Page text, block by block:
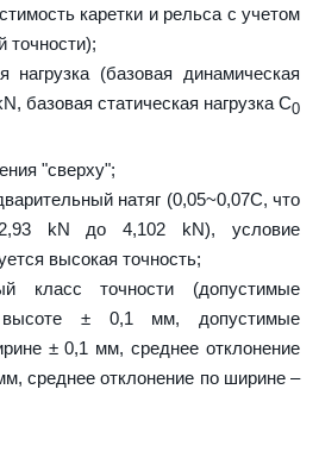
каретки и рельса с учетом
точности);
нагрузка (базовая динамическая
базовая статическая нагрузка С0
"сверху";
натяг (0,05~0,07C, что
kN до 4,102 kN), условие
высокая точность;
класс точности (допустимые
высоте ± 0,1 мм, допустимые
± 0,1 мм, среднее отклонение
среднее отклонение по ширине –